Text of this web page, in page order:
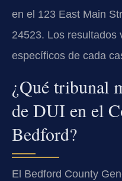
en el 123 East Main
24523. Los resultados
específicos de cada
¿Qué tribunal
de DUI en el
Bedford?
El Bedford County